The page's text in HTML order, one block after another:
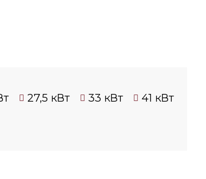
27,5 кВт 33 кВт 41 кВт